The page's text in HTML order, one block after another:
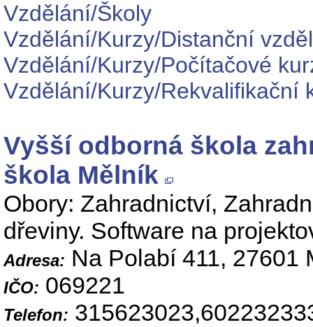
Vzdělání/Školy
Vzdělání/Kurzy/Distanční
Vzdělání/Kurzy/Počítačové
Vzdělání/Kurzy/Rekvalifikační
Vyšší odborná škola
škola Mělník
Obory: Zahradnictví,
dřeviny. Software na
Adresa: Na Polabí 411, 27601
IČO: 069221
Telefon: